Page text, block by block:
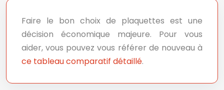
Faire le bon choix de plaquettes est une
décision économique majeure. Pour vous
aider, vous pouvez vous référer de nouveau à
ce tableau comparatif détaillé.